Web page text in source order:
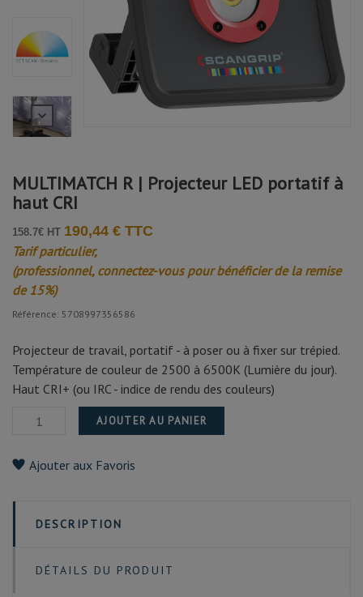
MULTIMATCH R | Projecteur LED portatif à
haut CRI
158.7€ HT 190,44 € TTC
Tarif particulier,
(professionnel, connectez-vous pour bénéficier de la remise
de 15%)
Référence: 5708997356586
Projecteur de travail, portatif - à poser ou à fixer sur trépied.
Température de couleur de 2500 à 6500K (Lumière du jour).
Haut CRI+ (ou IRC - indice de rendu des couleurs)
AJOUTER AU PANIER
Ajouter aux Favoris
DESCRIPTION
DÉTAILS DU PRODUIT